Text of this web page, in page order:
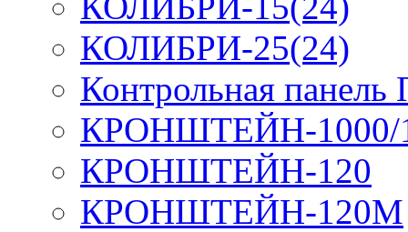
КОЛИБРИ-25(24)
Контрольная
КРОНШТЕЙН-1000/
КРОНШТЕЙН-120
КРОНШТЕЙН-120М